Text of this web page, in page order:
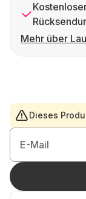
Mehr über
Dieses
E-Mail